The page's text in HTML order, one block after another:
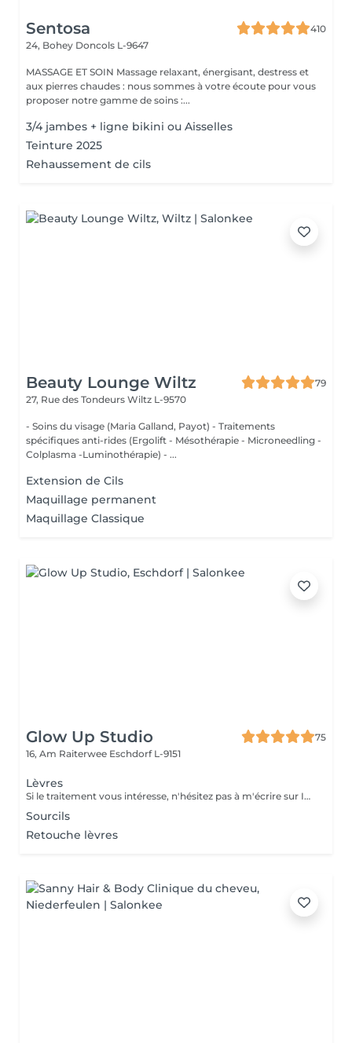
Sentosa
410
24, Bohey Doncols L-9647
MASSAGE ET SOIN Massage relaxant, énergisant, destress et
aux pierres chaudes : nous sommes à votre écoute pour vous
proposer notre gamme de soins :...
3/4 jambes + ligne bikini ou Aisselles
Teinture 2025
Rehaussement de cils
Beauty Lounge Wiltz
79
27, Rue des Tondeurs Wiltz L-9570
- Soins du visage (Maria Galland, Payot) - Traitements
spécifiques anti-rides (Ergolift - Mésothérapie - Microneedling -
Colplasma -Luminothérapie) - ...
Extension de Cils
Maquillage permanent
Maquillage Classique
Glow Up Studio
75
16, Am Raiterwee Eschdorf L-9151
Lèvres
Si le traitement vous intéresse, n'hésitez pas à m'écrire sur Instagram. je vous donnerai toutes les informations que vous besoin.
Sourcils
Retouche lèvres